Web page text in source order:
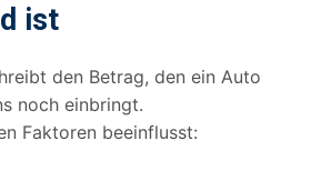
ist
den Betrag, den ein Auto
noch einbringt.
Faktoren beeinflusst: